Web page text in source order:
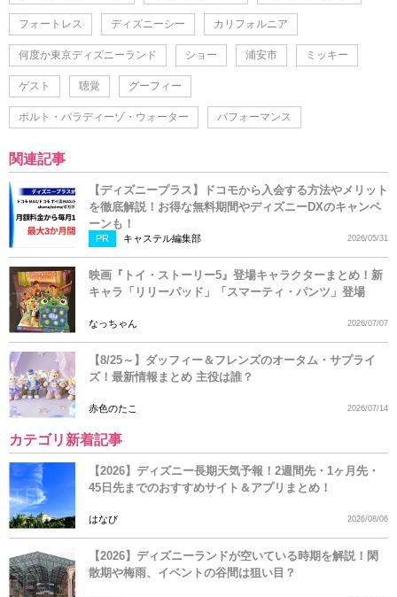
フォートレス ディズニーシー カリフォルニア
何度か東京ディズニーランド ショー 浦安市 ミッキー
ゲスト 聴覚 グーフィー
ポルト・パラディーゾ・ウォーター パフォーマンス
関連記事
【ディズニープラス】ドコモから入会する方法やメリット
を徹底解説！お得な無料期間やディズニーDXのキャンペ
ーンも！
PR キャステル編集部 2026/05/31
映画『トイ・ストーリー5』登場キャラクターまとめ！新
キャラ「リリーパッド」「スマーティ・パンツ」登場
なっちゃん 2026/07/07
【8/25～】ダッフィー＆フレンズのオータム・サプライ
ズ！最新情報まとめ 主役は誰？
赤色のたこ 2026/07/14
カテゴリ新着記事
【2026】ディズニー長期天気予報！2週間先・1ヶ月先・
45日先までのおすすめサイト＆アプリまとめ！
はなび 2026/08/06
【2026】ディズニーランドが空いている時期を解説！閑
散期や梅雨、イベントの谷間は狙い目？